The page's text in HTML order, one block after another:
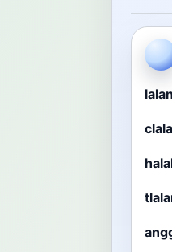
Temukan
mengelola